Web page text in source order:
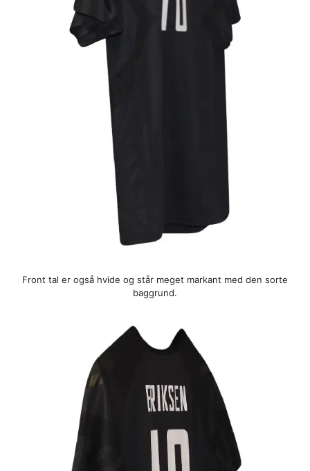
Front tal er også hvide og står meget markant med den sorte
baggrund.